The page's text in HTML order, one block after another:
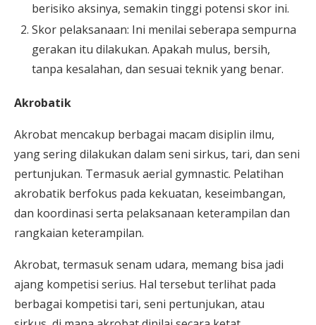
berisiko aksinya, semakin tinggi potensi skor ini.
Skor pelaksanaan: Ini menilai seberapa sempurna
gerakan itu dilakukan. Apakah mulus, bersih,
tanpa kesalahan, dan sesuai teknik yang benar.
Akrobatik
Akrobat mencakup berbagai macam disiplin ilmu,
yang sering dilakukan dalam seni sirkus, tari, dan seni
pertunjukan. Termasuk aerial gymnastic. Pelatihan
akrobatik berfokus pada kekuatan, keseimbangan,
dan koordinasi serta pelaksanaan keterampilan dan
rangkaian keterampilan.
Akrobat, termasuk senam udara, memang bisa jadi
ajang kompetisi serius. Hal tersebut terlihat pada
berbagai kompetisi tari, seni pertunjukan, atau